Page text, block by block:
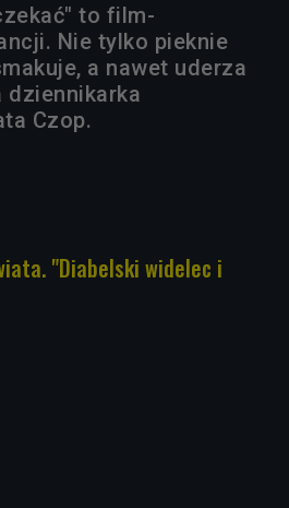
to film-
Nie tylko pieknie
a nawet uderza
dziennikarka
Czop.
"Diabelski widelec i